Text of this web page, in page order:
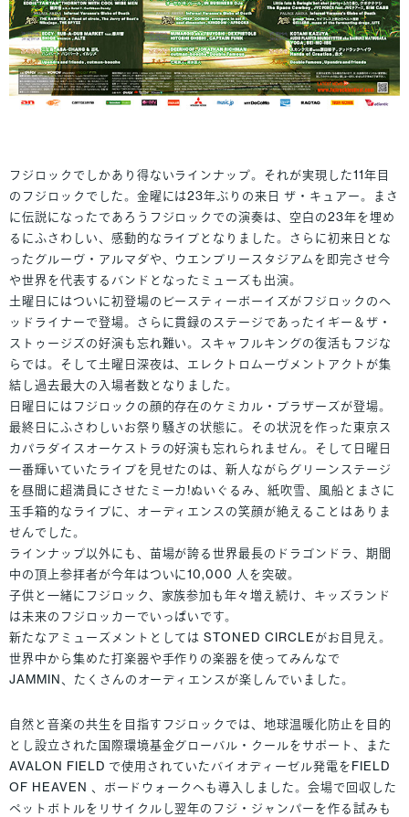
フジロックでしかあり得ないラインナップ。それが実現した11年目
のフジロックでした。金曜には23年ぶりの来日 ザ・キュアー。まさ
に伝説になったであろうフジロックでの演奏は、空白の23年を埋め
るにふさわしい、感動的なライブとなりました。さらに初来日とな
ったグルーヴ・アルマダや、ウエンブリースタジアムを即完させ今
や世界を代表するバンドとなったミューズも出演。
土曜日にはついに初登場のビースティーボーイズがフジロックのへ
ッドライナーで登場。さらに貫録のステージであったイギー＆ザ・
ストゥージズの好演も忘れ難い。スキャフルキングの復活もフジな
らでは。そして土曜日深夜は、エレクトロムーヴメントアクトが集
結し過去最大の入場者数となりました。
日曜日にはフジロックの顔的存在のケミカル・ブラザーズが登場。
最終日にふさわしいお祭り騒ぎの状態に。その状況を作った東京ス
カパラダイスオーケストラの好演も忘れられません。そして日曜日
一番輝いていたライブを見せたのは、新人ながらグリーンステージ
を昼間に超満員にさせたミーカ!ぬいぐるみ、紙吹雪、風船とまさに
玉手箱的なライブに、オーディエンスの笑顔が絶えることはありま
せんでした。
ラインナップ以外にも、苗場が誇る世界最長のドラゴンドラ、期間
中の頂上参拝者が今年はついに10,000 人を突破。
子供と一緒にフジロック、家族参加も年々増え続け、キッズランド
は未来のフジロッカーでいっぱいです。
新たなアミューズメントとしては STONED CIRCLEがお目見え。
世界中から集めた打楽器や手作りの楽器を使ってみんなで
JAMMIN、たくさんのオーディエンスが楽しんでいました。
自然と音楽の共生を目指すフジロックでは、地球温暖化防止を目的
とし設立された国際環境基金グローバル・クールをサポート、また
AVALON FIELD で使用されていたバイオディーゼル発電をFIELD
OF HEAVEN 、ボードウォークへも導入しました。会場で回収した
ペットボトルをリサイクルし翌年のフジ・ジャンパーを作る試みも